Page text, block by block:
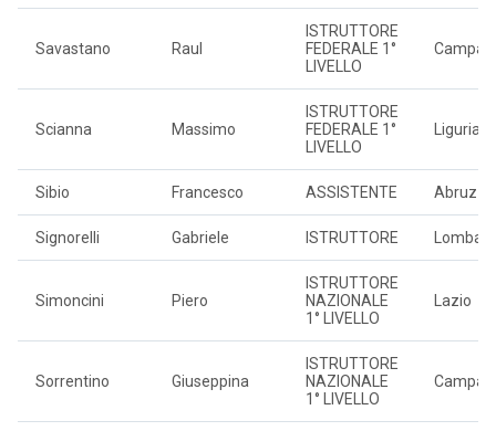
Savastano Raul
ISTRUTTORE
FEDERALE 1°
LIVELLO
Scianna Massimo
ISTRUTTORE
FEDERALE 1°
LIVELLO
Liguria
Sibio Francesco ASSISTENTE Abruzzo
Signorelli Gabriele ISTRUTTORE
Simoncini Piero
ISTRUTTORE
NAZIONALE
1° LIVELLO
Lazio
Sorrentino Giuseppina
ISTRUTTORE
NAZIONALE
1° LIVELLO